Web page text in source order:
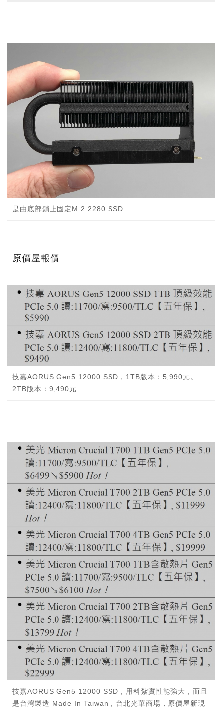
是由底部鎖上固定M.2 2280 SSD
原價屋報價
技嘉AORUS Gen5 12000 SSD，1TB版本：5,990元。
2TB版本：9,490元
技嘉AORUS Gen5 12000 SSD，用料紮實性能強大，而且
是台灣製造 Made In Taiwan，台北光華商場，原價屋新現